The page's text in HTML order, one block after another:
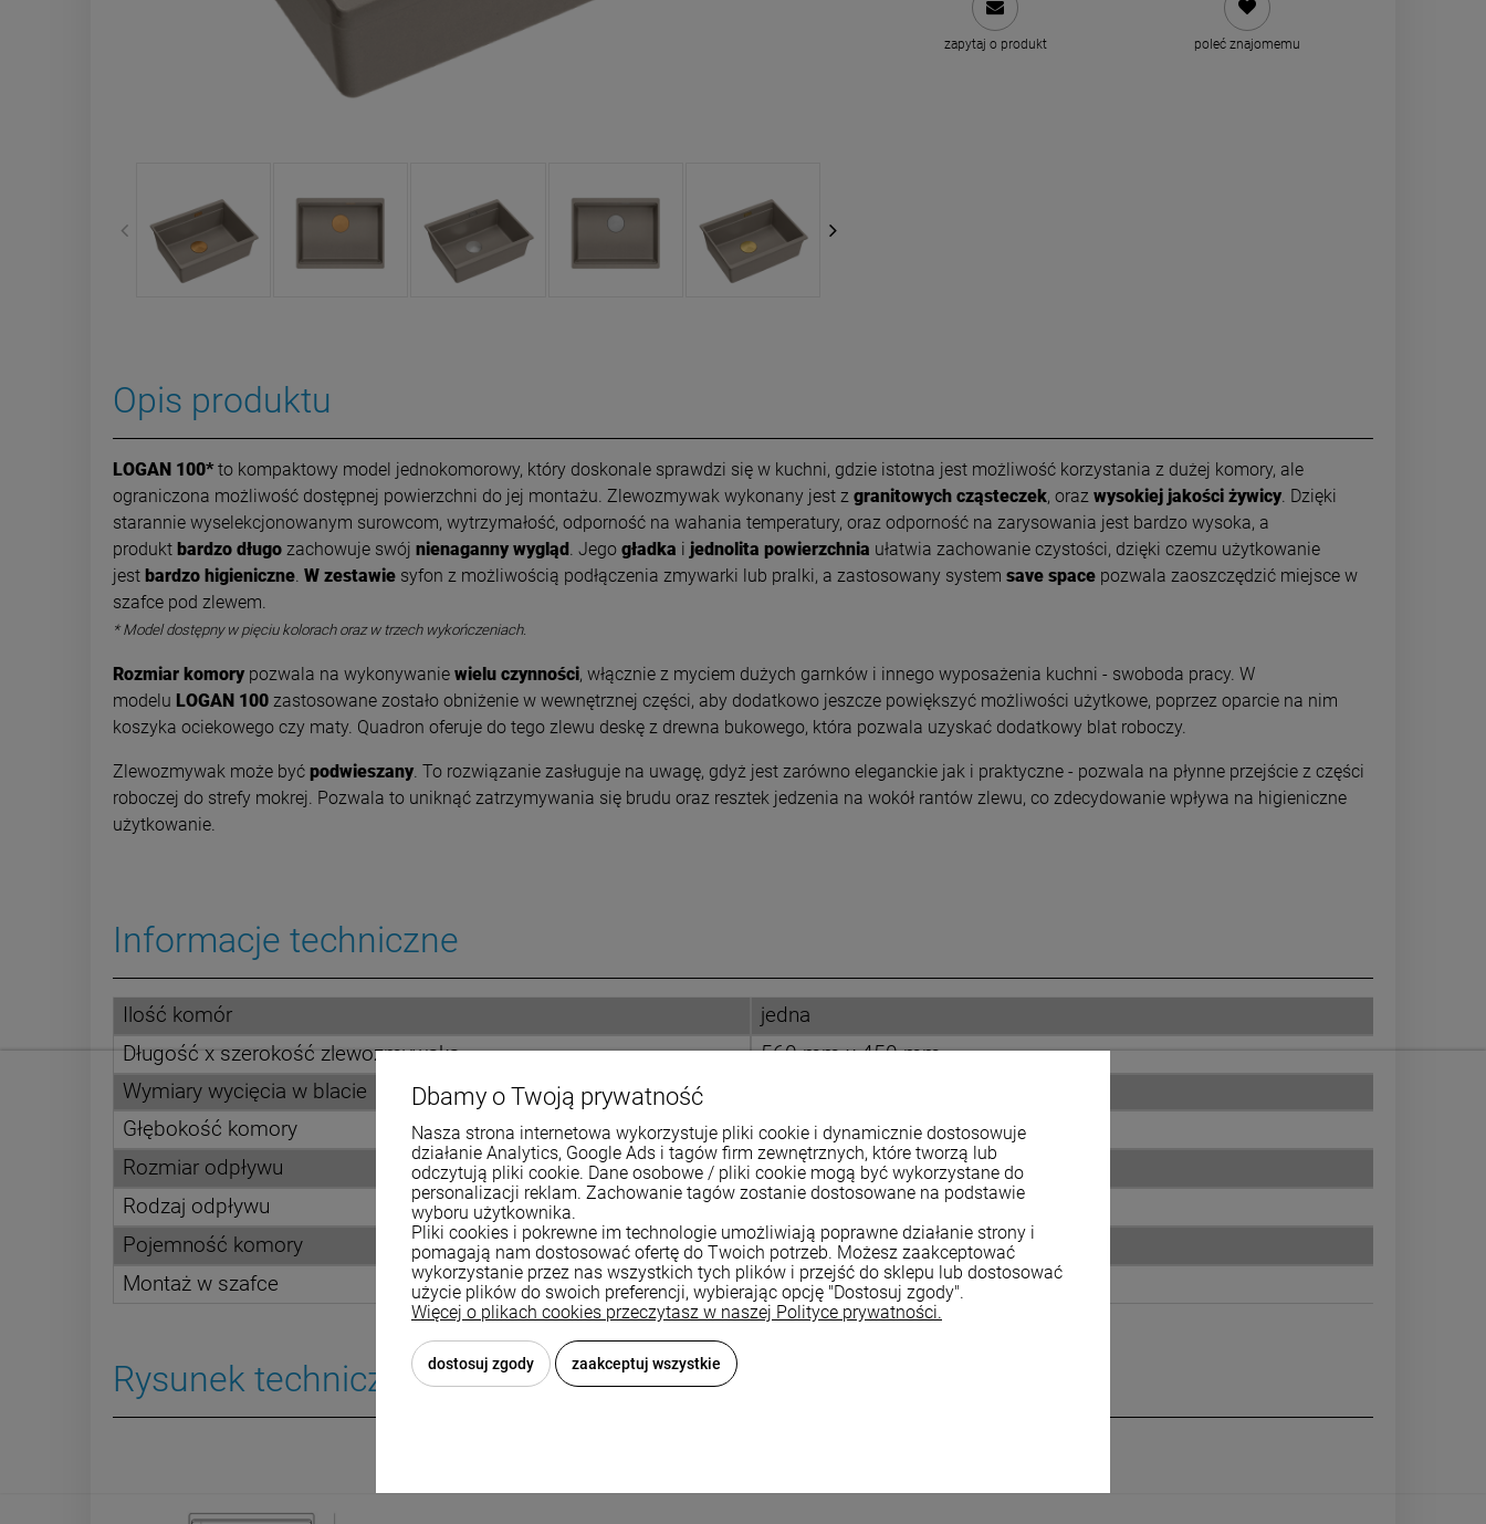
zapytaj o produkt poleć znajomemu
Opis produktu
LOGAN 100*to kompaktowy model jednokomorowy, który doskonale sprawdzi się w kuchni, gdzie istotna jest możliwość korzystania z dużej komory, ale
ograniczona możliwość dostępnej powierzchni do jej montażu. Zlewozmywak wykonany jest z granitowych cząsteczek, oraz wysokiej jakości żywicy. Dzięki
starannie wyselekcjonowanym surowcom, wytrzymałość, odporność na wahania temperatury, oraz odporność na zarysowania jest bardzo wysoka, a
produkt bardzo długo zachowuje swój nienaganny wygląd . Jego gładka i jednolita powierzchnia ułatwia zachowanie czystości, dzięki czemu użytkowanie
jest bardzo higieniczne. W zestawie syfon z możliwością podłączenia zmywarki lub pralki, a zastosowany system save space pozwala zaoszczędzić miejsce w
szafce pod zlewem.
* Model dostępny w pięciu kolorach oraz w trzech wykończeniach.
Rozmiar komory pozwala na wykonywanie wielu czynności, włącznie z myciem dużych garnków i innego wyposażenia kuchni - swoboda pracy. W
modelu LOGAN 100 zastosowane zostało obniżenie w wewnętrznej części, aby dodatkowo jeszcze powiększyć możliwości użytkowe, poprzez oparcie na nim
koszyka ociekowego czy maty. Quadron oferuje do tego zlewu deskę z drewna bukowego, która pozwala uzyskać dodatkowy blat roboczy.
Zlewozmywak może być podwieszany. To rozwiązanie zasługuje na uwagę, gdyż jest zarówno eleganckie jak i praktyczne - pozwala na płynne przejście z części
roboczej do strefy mokrej. Pozwala to uniknąć zatrzymywania się brudu oraz resztek jedzenia na wokół rantów zlewu, co zdecydowanie wpływa na higieniczne
użytkowanie.
Informacje techniczne
Ilość komór
jedna
Długość x szerokość zlewozmywaka
560 mm x 450 mm
Wymiary wycięcia w blacie
Głębokość komory
215 mm
Rozmiar odpływu
3 1/2"
Rodzaj odpływu
zatyczkowy / manualny
Pojemność komory
42 litry
Montaż w szafce
od 60 cm
Rysunek techniczny
Dbamy o Twoją prywatność
Nasza strona internetowa wykorzystuje pliki cookie i dynamicznie dostosowuje
działanie Analytics, Google Ads i tagów firm zewnętrznych, które tworzą lub
odczytują pliki cookie. Dane osobowe / pliki cookie mogą być wykorzystane do
personalizacji reklam. Zachowanie tagów zostanie dostosowane na podstawie
wyboru użytkownika.
Pliki cookies i pokrewne im technologie umożliwiają poprawne działanie strony i
pomagają nam dostosować ofertę do Twoich potrzeb. Możesz zaakceptować
wykorzystanie przez nas wszystkich tych plików i przejść do sklepu lub dostosować
użycie plików do swoich preferencji, wybierając opcję "Dostosuj zgody".
Więcej o plikach cookies przeczytasz w naszej Polityce prywatności.
dostosuj zgody zaakceptuj wszystkie